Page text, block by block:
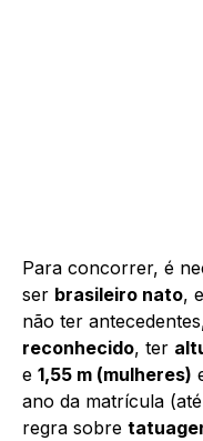
Para concorrer, é
ser brasileiro nato,
não ter
reconhecido, ter
e 1,55 m (mulheres)
ano da matrícula
regra sobre